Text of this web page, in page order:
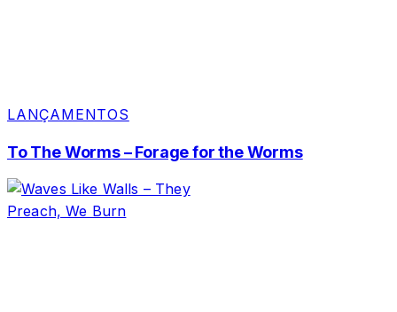
LANÇAMENTOS
To The Worms – Forage for the Worms